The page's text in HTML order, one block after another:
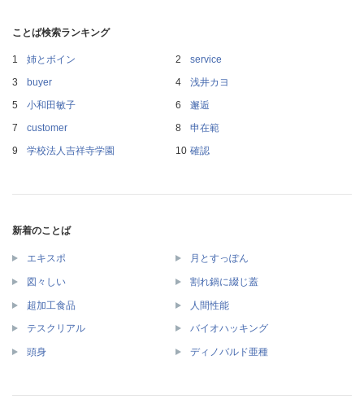
ことば検索ランキング
姉とボイン
service
buyer
浅井カヨ
小和田敏子
邂逅
customer
申在範
学校法人吉祥寺学園
確認
新着のことば
エキスポ 月とすっぽん
図々しい 割れ鍋に綴じ蓋
超加工食品 人間性能
テスクリアル バイオハッキング
頭身 ディノバルド亜種